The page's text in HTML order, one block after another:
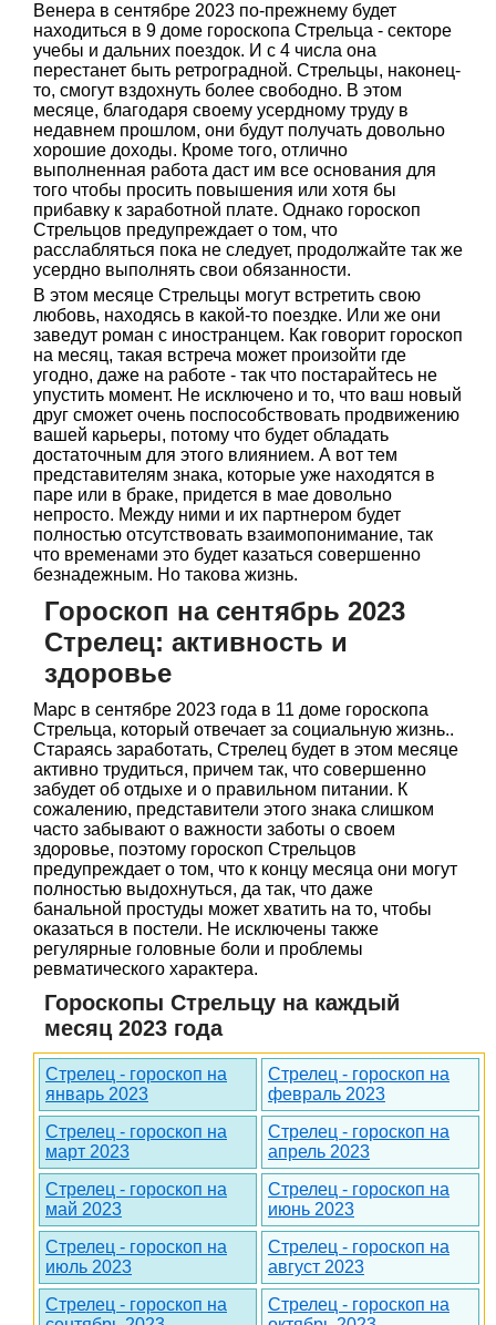
Венера в сентябре 2023 по-прежнему будет
находиться в 9 доме гороскопа Стрельца - секторе
учебы и дальних поездок. И с 4 числа она
перестанет быть ретроградной. Стрельцы, наконец-
то, смогут вздохнуть более свободно. В этом
месяце, благодаря своему усердному труду в
недавнем прошлом, они будут получать довольно
хорошие доходы. Кроме того, отлично
выполненная работа даст им все основания для
того чтобы просить повышения или хотя бы
прибавку к заработной плате. Однако гороскоп
Стрельцов предупреждает о том, что
расслабляться пока не следует, продолжайте так же
усердно выполнять свои обязанности.
В этом месяце Стрельцы могут встретить свою
любовь, находясь в какой-то поездке. Или же они
заведут роман с иностранцем. Как говорит гороскоп
на месяц, такая встреча может произойти где
угодно, даже на работе - так что постарайтесь не
упустить момент. Не исключено и то, что ваш новый
друг сможет очень поспособствовать продвижению
вашей карьеры, потому что будет обладать
достаточным для этого влиянием. А вот тем
представителям знака, которые уже находятся в
паре или в браке, придется в мае довольно
непросто. Между ними и их партнером будет
полностью отсутствовать взаимопонимание, так
что временами это будет казаться совершенно
безнадежным. Но такова жизнь.
Гороскоп на сентябрь 2023
Стрелец: активность и
здоровье
Марс в сентябре 2023 года в 11 доме гороскопа
Стрельца, который отвечает за социальную жизнь..
Стараясь заработать, Стрелец будет в этом месяце
активно трудиться, причем так, что совершенно
забудет об отдыхе и о правильном питании. К
сожалению, представители этого знака слишком
часто забывают о важности заботы о своем
здоровье, поэтому гороскоп Стрельцов
предупреждает о том, что к концу месяца они могут
полностью выдохнуться, да так, что даже
банальной простуды может хватить на то, чтобы
оказаться в постели. Не исключены также
регулярные головные боли и проблемы
ревматического характера.
Гороскопы Стрельцу на каждый
месяц 2023 года
Стрелец - гороскоп на
январь 2023
Стрелец - гороскоп на
февраль 2023
Стрелец - гороскоп на
март 2023
Стрелец - гороскоп на
апрель 2023
Стрелец - гороскоп на
май 2023
Стрелец - гороскоп на
июнь 2023
Стрелец - гороскоп на
июль 2023
Стрелец - гороскоп на
август 2023
Стрелец - гороскоп на
Стрелец - гороскоп на